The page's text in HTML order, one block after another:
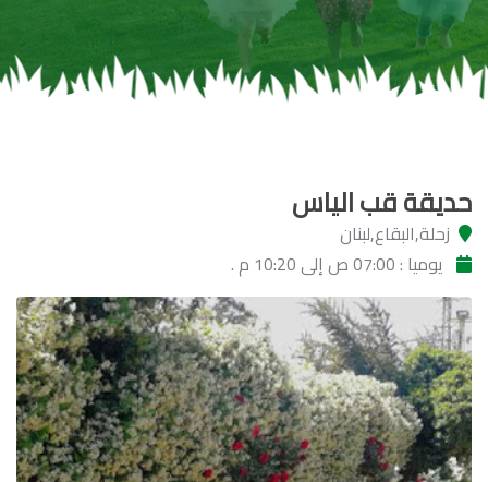
حديقة قب الياس
زحلة,البقاع,لبنان
يوميا : 07:00 ص إلى 10:20 م .